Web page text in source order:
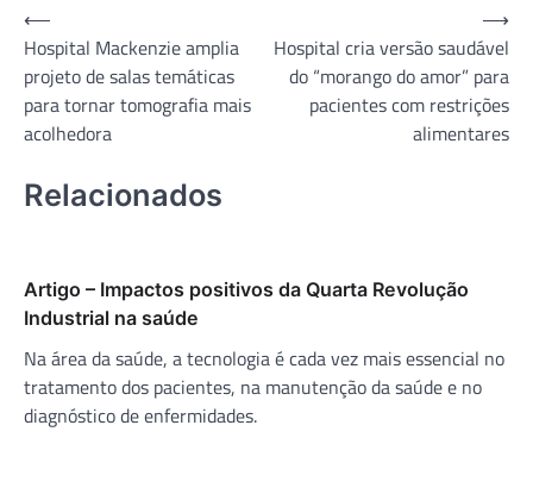
Navegação
de
Post
⟵
Hospital Mackenzie amplia
projeto de salas temáticas
para tornar tomografia mais
acolhedora
Hospital cria versão saudável
do “morango do amor” para
pacientes com restrições
alimentares
⟶
Relacionados
Artigo – Impactos positivos da Quarta Revolução
Industrial na saúde
Na área da saúde, a tecnologia é cada vez mais essencial no
tratamento dos pacientes, na manutenção da saúde e no
diagnóstico de enfermidades.